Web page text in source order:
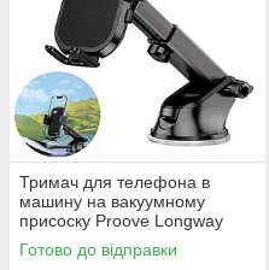
Тримач для телефона в
машину на вакуумному
присоску Proove Longway
Plaid Suction Type Car Mount
Black
Готово до відправки